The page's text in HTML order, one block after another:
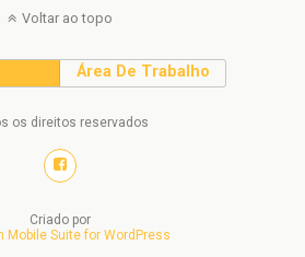
Voltar ao topo
Área De Trabalho
os direitos reservados
Criado por
Mobile Suite for WordPress